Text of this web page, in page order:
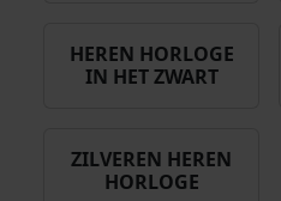
HEREN HORLOGE
IN HET ZWART
ZILVEREN HEREN
HORLOGE